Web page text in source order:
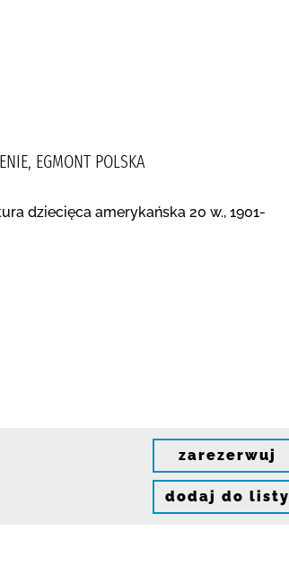
EGMONT POLSKA
dziecięca amerykańska 20 w., 1901-
zarezerwuj
dodaj do listy